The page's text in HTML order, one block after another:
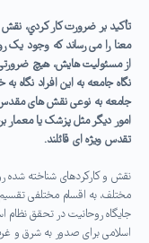
تأکید بر ضرورت کار کردي،
معنا را می رساند که وجود یک
از مسئولیت هایش، هیچ ضرورتی
نگاه جامعه به این افراد نگاه
جامعه به نوعی نقش های
امور دیگر مثل پزشک یا معمار
تقدس ویژه ای قائلند.
نقش و کارکردهای شناخته
مختلف، به اقسام مختلفی
جایگاه روحانیت در تحقق
اسلامی برای صدور به شرق و